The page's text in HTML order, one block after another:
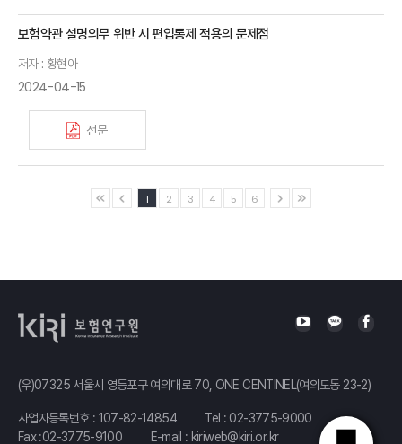
보험약관 설명의무 위반 시 편입통제 적용의 문제점
저자 : 황현아
2024-04-15
전문
1 2 3 4 5 6
(우)07325 서울시 영등포구 여의대로 70, ONE CENTINEL(여의도동 23-2)
사업자등록번호 : 107-82-14854 Tel : 02-3775-9000
Fax :02-3775-9100
E-mail : kiriweb@kiri.or.kr